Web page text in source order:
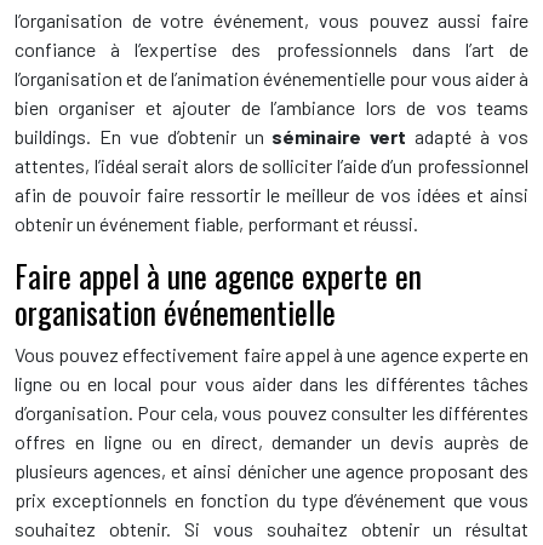
l’organisation de votre événement, vous pouvez aussi faire
confiance à l’expertise des professionnels dans l’art de
l’organisation et de l’animation événementielle pour vous aider à
bien organiser et ajouter de l’ambiance lors de vos teams
buildings. En vue d’obtenir un séminaire vert adapté à vos
attentes, l’idéal serait alors de solliciter l’aide d’un professionnel
afin de pouvoir faire ressortir le meilleur de vos idées et ainsi
obtenir un événement fiable, performant et réussi.
Faire appel à une agence experte en
organisation événementielle
Vous pouvez effectivement faire appel à une agence experte en
ligne ou en local pour vous aider dans les différentes tâches
d’organisation. Pour cela, vous pouvez consulter les différentes
offres en ligne ou en direct, demander un devis auprès de
plusieurs agences, et ainsi dénicher une agence proposant des
prix exceptionnels en fonction du type d’événement que vous
souhaitez obtenir. Si vous souhaitez obtenir un résultat